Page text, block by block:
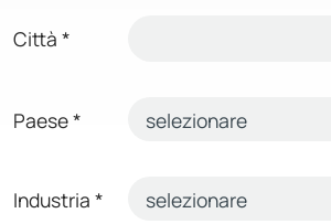
Città *
Paese*
Industria *